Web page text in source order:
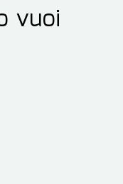
vuoi